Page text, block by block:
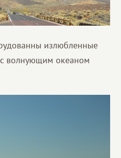
излюбленные
волнующим океаном